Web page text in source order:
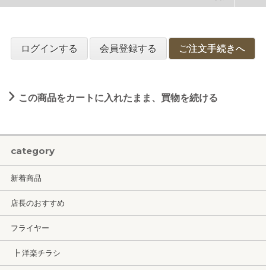
ログインする 会員登録する ご注文手続きへ
この商品をカートに入れたまま、買物を続ける
category
新着商品
店長のおすすめ
フライヤー
┣ 洋楽チラシ